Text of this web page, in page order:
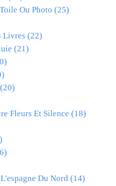
Ou Photo (25)
Livres (22)
(21)
(20)
Fleurs Et Silence (18)
Du Nord (14)